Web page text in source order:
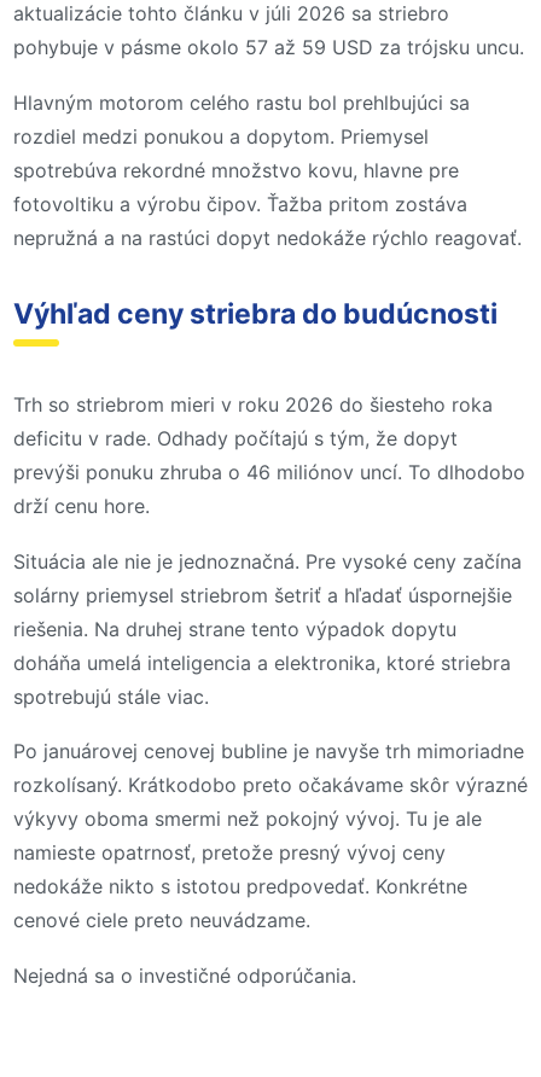
aktualizácie tohto článku v júli 2026 sa striebro
pohybuje v pásme okolo 57 až 59 USD za trójsku uncu.
Hlavným motorom celého rastu bol prehlbujúci sa
rozdiel medzi ponukou a dopytom. Priemysel
spotrebúva rekordné množstvo kovu, hlavne pre
fotovoltiku a výrobu čipov. Ťažba pritom zostáva
nepružná a na rastúci dopyt nedokáže rýchlo reagovať.
Výhľad ceny striebra do budúcnosti
Trh so striebrom mieri v roku 2026 do šiesteho roka
deficitu v rade. Odhady počítajú s tým, že dopyt
prevýši ponuku zhruba o 46 miliónov uncí. To dlhodobo
drží cenu hore.
Situácia ale nie je jednoznačná. Pre vysoké ceny začína
solárny priemysel striebrom šetriť a hľadať úspornejšie
riešenia. Na druhej strane tento výpadok dopytu
doháňa umelá inteligencia a elektronika, ktoré striebra
spotrebujú stále viac.
Po januárovej cenovej bubline je navyše trh mimoriadne
rozkolísaný. Krátkodobo preto očakávame skôr výrazné
výkyvy oboma smermi než pokojný vývoj. Tu je ale
namieste opatrnosť, pretože presný vývoj ceny
nedokáže nikto s istotou predpovedať. Konkrétne
cenové ciele preto neuvádzame.
Nejedná sa o investičné odporúčania.